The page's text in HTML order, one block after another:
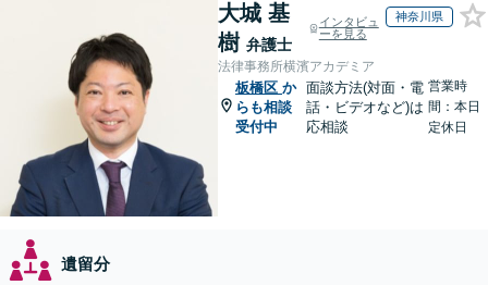
大城 基
樹 弁護士
インタビュ
ーを見る
神奈川県
法律事務所横濱アカデミア
板橋区 か
らも相談
受付中
面談方法(対面・電
話・ビデオなど)は
応相談
営業時
間：本日
定休日
遺留分